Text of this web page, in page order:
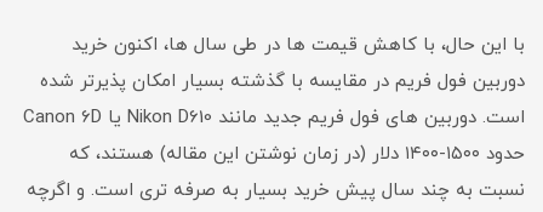
با این حال، با کاهش قیمت ها در طی سال ها، اکنون خرید
دوربین فول فریم در مقایسه با گذشته بسیار امکان پذیرتر شده
است. دوربین های فول فریم جدید مانند Nikon D610 یا Canon 6D
حدود ۱۵۰۰-۱۴۰۰ دلار (در زمان نوشتن این مقاله) هستند، که
نسبت به چند سال پیش خرید بسیار به صرفه تری است. و اگرچه